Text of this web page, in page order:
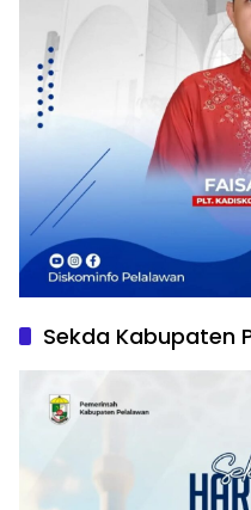
Sekda Kabupaten